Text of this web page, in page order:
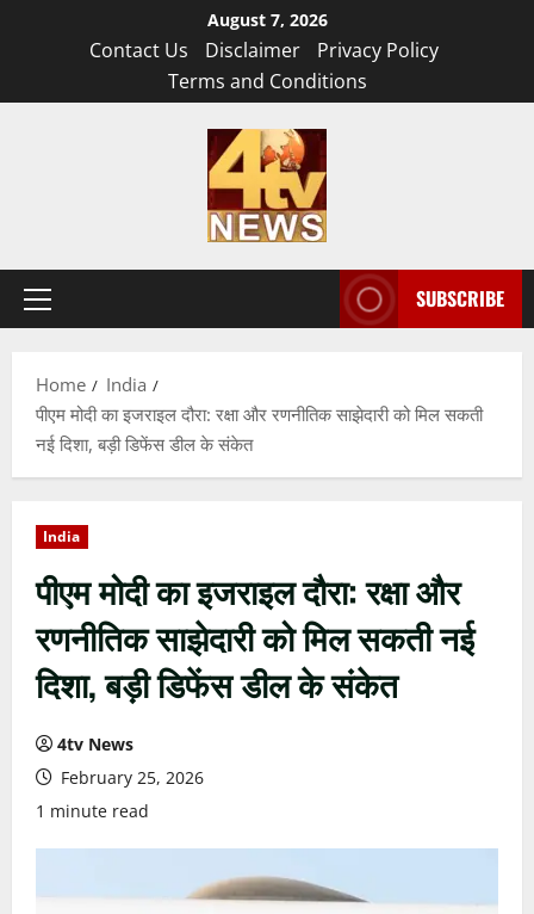
August 7, 2026
Contact Us Disclaimer
Privacy Policy
Terms and Conditions
Primary
SUBSCRIBE
Home
India
पीएम मोदी का इजराइल दौरा: रक्षा और रणनीतिक साझेदारी को मिल सकती
नई दिशा, बड़ी डिफेंस डील के संकेत
India
पीएम मोदी का इजराइल दौरा: रक्षा और
रणनीतिक साझेदारी को मिल सकती नई
दिशा, बड़ी डिफेंस डील के संकेत
4tv News
February 25, 2026
1 minute read